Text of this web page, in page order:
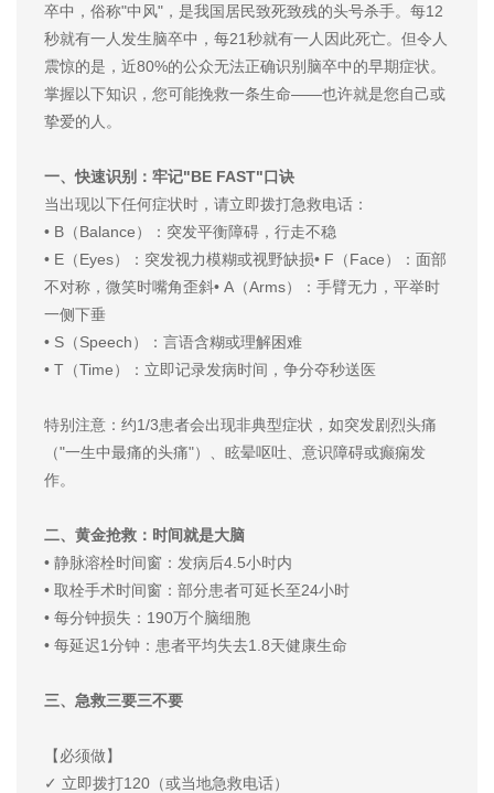
卒中，俗称"中风"，是我国居民致死致残的头号杀手。每12
秒就有一人发生脑卒中，每21秒就有一人因此死亡。但令人
震惊的是，近80%的公众无法正确识别脑卒中的早期症状。
掌握以下知识，您可能挽救一条生命——也许就是您自己或
挚爱的人。
一、快速识别：牢记"BE FAST"口诀
当出现以下任何症状时，请立即拨打急救电话：
• B（Balance）：突发平衡障碍，行走不稳
• E（Eyes）：突发视力模糊或视野缺损• F（Face）：面部
不对称，微笑时嘴角歪斜• A（Arms）：手臂无力，平举时
一侧下垂
• S（Speech）：言语含糊或理解困难
• T（Time）：立即记录发病时间，争分夺秒送医
特别注意：约1/3患者会出现非典型症状，如突发剧烈头痛
（"一生中最痛的头痛"）、眩晕呕吐、意识障碍或癫痫发
作。
二、黄金抢救：时间就是大脑
• 静脉溶栓时间窗：发病后4.5小时内
• 取栓手术时间窗：部分患者可延长至24小时
• 每分钟损失：190万个脑细胞
• 每延迟1分钟：患者平均失去1.8天健康生命
三、急救三要三不要
【必须做】
✓ 立即拨打120（或当地急救电话）